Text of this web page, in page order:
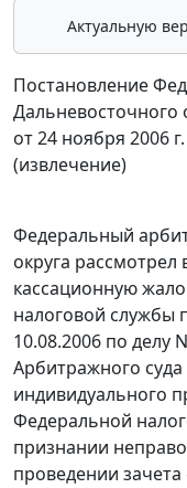
Актуальную
Постановление
Дальневосточного
от 24 ноября 2006
(извлечение)
Федеральный
округа рассмотрел
кассационную
налоговой службы
10.08.2006 по делу
Арбитражного
индивидуального
Федеральной
признании
проведении